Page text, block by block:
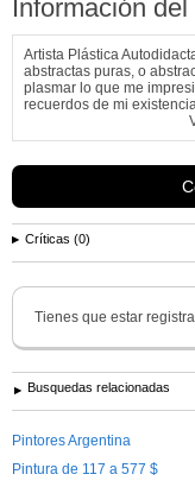
Información
Artista Plástica
abstractas puras, o
plasmar lo que me
recuerdos de mi existencia.
Críticas (0)
Tienes que estar
Busquedas relacionadas
Pintores Argentina
Pintura de 117 a 577 $